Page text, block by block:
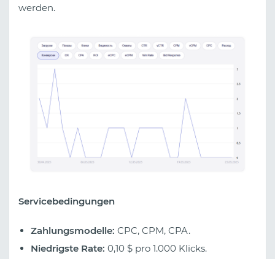
werden.
Servicebedingungen
Zahlungsmodelle: CPC, CPM, CPA.
Niedrigste Rate: 0,10 $ pro 1.000 Klicks.